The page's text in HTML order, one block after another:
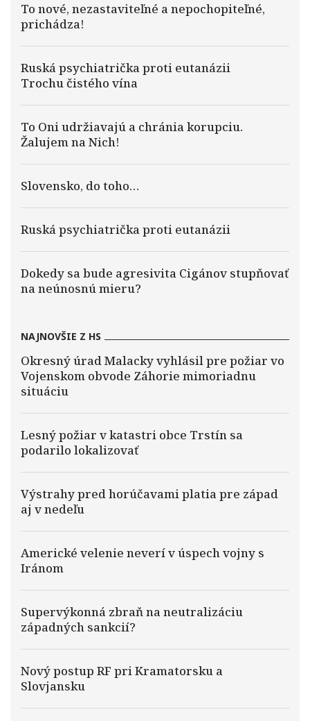
To nové, nezastaviteľné a nepochopiteľné,
prichádza!
Ruská psychiatrička proti eutanázii
Trochu čistého vína
To Oni udržiavajú a chránia korupciu.
Žalujem na Nich!
Slovensko, do toho…
Ruská psychiatrička proti eutanázii
Dokedy sa bude agresivita Cigánov stupňovať
na neúnosnú mieru?
NAJNOVŠIE Z HS
Okresný úrad Malacky vyhlásil pre požiar vo
Vojenskom obvode Záhorie mimoriadnu
situáciu
Lesný požiar v katastri obce Trstín sa
podarilo lokalizovať
Výstrahy pred horúčavami platia pre západ
aj v nedeľu
Americké velenie neverí v úspech vojny s
Iránom
Supervýkonná zbraň na neutralizáciu
západných sankcií?
Nový postup RF pri Kramatorsku a
Slovjansku